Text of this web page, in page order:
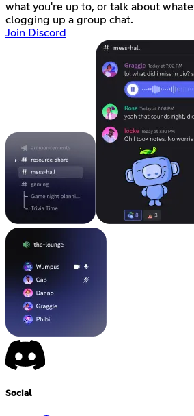
what you're up to, or talk about
clogging up a group chat.
Join Discord
Social